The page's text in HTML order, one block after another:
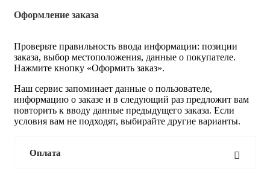
Оформление заказа
Проверьте правильность ввода информации: позиции
заказа, выбор местоположения, данные о покупателе.
Нажмите кнопку «Оформить заказ».
Наш сервис запоминает данные о пользователе,
информацию о заказе и в следующий раз предложит вам
повторить к вводу данные предыдущего заказа. Если
условия вам не подходят, выбирайте другие варианты.
Оплата